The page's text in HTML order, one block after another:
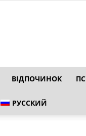
ВІДПОЧИНОК
РУССКИЙ